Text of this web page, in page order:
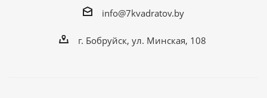
info@7kvadratov.by
г. Бобруйск, ул. Минская, 108